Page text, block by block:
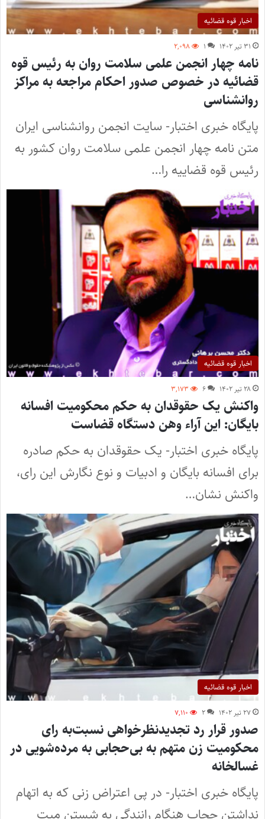
اخبار قوه قضائیه
۳۱ تیر ۱۴۰۲ ۱ ۲,۰۹۸
نامه چهار انجمن علمی سلامت روان به رئیس قوه
قضائیه در خصوص صدور احکام مراجعه به مراکز
روانشناسی
پایگاه خبری اختبار- سایت انجمن روانشناسی ایران
متن نامه چهار انجمن علمی سلامت روان کشور به
رئیس قوه قضاییه را…
اخبار قوه قضائیه
۲۸ تیر ۱۴۰۲ ۶ ۳,۱۷۳
واکنش یک حقوقدان به حکم محکومیت افسانه
بایگان: این آراء وهن دستگاه قضاست
پایگاه خبری اختبار- یک حقوقدان به حکم صادره
برای افسانه بایگان و ادبیات و نوع نگارش این رای،
واکنش نشان…
اخبار قوه قضائیه
۲۷ تیر ۱۴۰۲ ۲ ۷,۱۱۰
صدور قرار رد تجدیدنظرخواهی نسبت‌به رای
محکومیت زن متهم به بی‌حجابی به مرده‌شویی در
غسالخانه
پایگاه خبری اختبار- در پی اعتراض زنی که به اتهام
نداشتن حجاب هنگام رانندگی به شستن میت